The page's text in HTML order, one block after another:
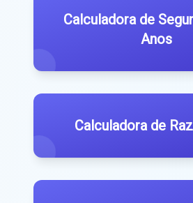
Calculadora de
Anos
Calculadora de